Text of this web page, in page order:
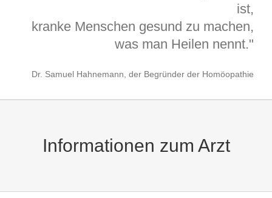
ist,
kranke Menschen gesund zu machen,
was man Heilen nennt."
Dr. Samuel Hahnemann, der Begründer der Homöopathie
Informationen zum Arzt